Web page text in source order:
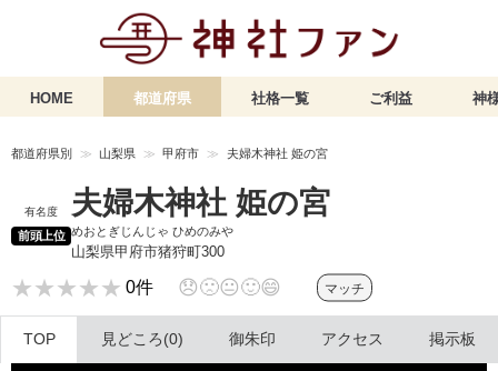
HOME 都道府県 社格一覧 ご利益 神
都道府県別 山梨県 甲府市 夫婦木神社 姫の宮
有名度
前頭上位
夫婦木神社 姫の宮
めおとぎじんじゃ ひめのみや
山梨県甲府市猪狩町300
★★★★★
★★★★★ 0件 😞🙁😐🙂😄 マッチ
TOP 見どころ(0) 御朱印 アクセス 掲示板